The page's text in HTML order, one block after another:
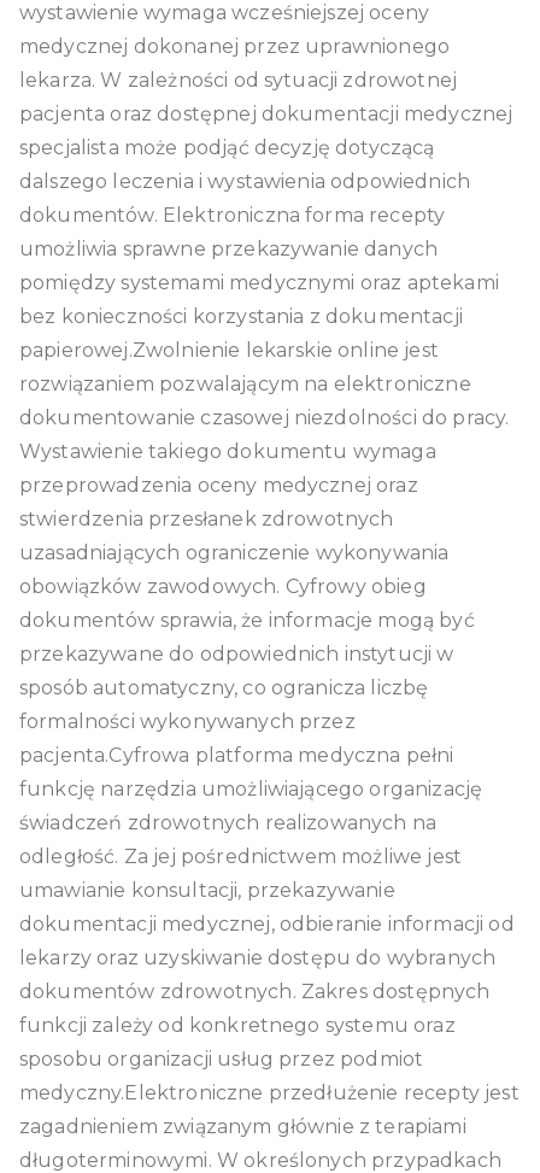
wystawienie wymaga wcześniejszej oceny
medycznej dokonanej przez uprawnionego
lekarza. W zależności od sytuacji zdrowotnej
pacjenta oraz dostępnej dokumentacji medycznej
specjalista może podjąć decyzję dotyczącą
dalszego leczenia i wystawienia odpowiednich
dokumentów. Elektroniczna forma recepty
umożliwia sprawne przekazywanie danych
pomiędzy systemami medycznymi oraz aptekami
bez konieczności korzystania z dokumentacji
papierowej.Zwolnienie lekarskie online jest
rozwiązaniem pozwalającym na elektroniczne
dokumentowanie czasowej niezdolności do pracy.
Wystawienie takiego dokumentu wymaga
przeprowadzenia oceny medycznej oraz
stwierdzenia przesłanek zdrowotnych
uzasadniających ograniczenie wykonywania
obowiązków zawodowych. Cyfrowy obieg
dokumentów sprawia, że informacje mogą być
przekazywane do odpowiednich instytucji w
sposób automatyczny, co ogranicza liczbę
formalności wykonywanych przez
pacjenta.Cyfrowa platforma medyczna pełni
funkcję narzędzia umożliwiającego organizację
świadczeń zdrowotnych realizowanych na
odległość. Za jej pośrednictwem możliwe jest
umawianie konsultacji, przekazywanie
dokumentacji medycznej, odbieranie informacji od
lekarzy oraz uzyskiwanie dostępu do wybranych
dokumentów zdrowotnych. Zakres dostępnych
funkcji zależy od konkretnego systemu oraz
sposobu organizacji usług przez podmiot
medyczny.Elektroniczne przedłużenie recepty jest
zagadnieniem związanym głównie z terapiami
długoterminowymi. W określonych przypadkach